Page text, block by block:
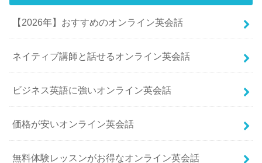
【2026年】おすすめのオンライン英会話
ネイティブ講師と話せるオンライン英会話
ビジネス英語に強いオンライン英会話
価格が安いオンライン英会話
無料体験レッスンがお得なオンライン英会話